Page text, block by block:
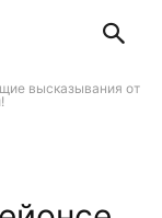
высказывания от